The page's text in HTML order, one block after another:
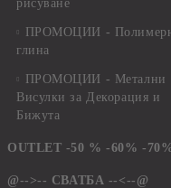
рисуване
ПРОМОЦИИ -
глина
ПРОМОЦИИ - Метални
Висулки за Декорация и
Бижута
OUTLET -50 % -60% -
@-->-- СВАТБА --<--@